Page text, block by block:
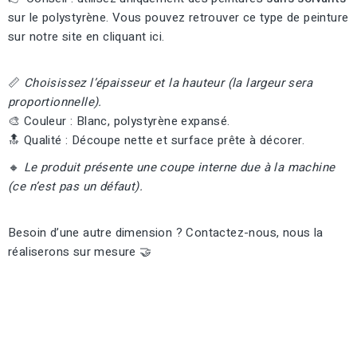
sur le polystyrène. Vous pouvez retrouver ce type de peinture
sur notre site en cliquant ici.
📏 Choisissez l’épaisseur et la hauteur (la largeur sera
proportionnelle).
🎨 Couleur : Blanc, polystyrène expansé.
🔝 Qualité : Découpe nette et surface prête à décorer.
🔸 Le produit présente une coupe interne due à la machine
(ce n’est pas un défaut).
Besoin d’une autre dimension ? Contactez-nous, nous la
réaliserons sur mesure 🤝